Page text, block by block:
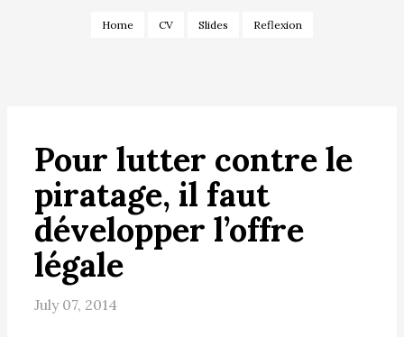
Home CV Slides Reflexion
Pour lutter contre le
piratage, il faut
développer l’offre
légale
July 07, 2014